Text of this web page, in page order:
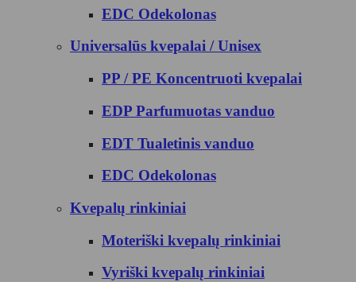
EDC Odekolonas
Universalūs kvepalai / Unisex
PP / PE Koncentruoti kvepalai
EDP Parfumuotas vanduo
EDT Tualetinis vanduo
EDC Odekolonas
Kvepalų rinkiniai
Moteriški kvepalų rinkiniai
Vyriški kvepalų rinkiniai